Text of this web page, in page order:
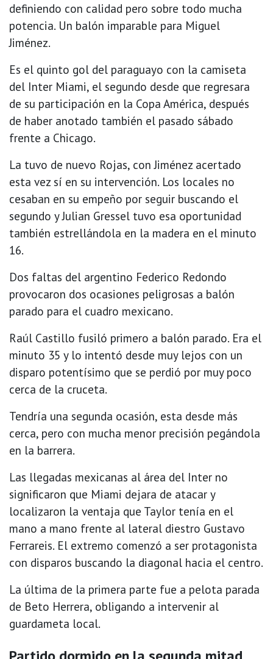
definiendo con calidad pero sobre todo mucha
potencia. Un balón imparable para Miguel
Jiménez.
Es el quinto gol del paraguayo con la camiseta
del Inter Miami, el segundo desde que regresara
de su participación en la Copa América, después
de haber anotado también el pasado sábado
frente a Chicago.
La tuvo de nuevo Rojas, con Jiménez acertado
esta vez sí en su intervención. Los locales no
cesaban en su empeño por seguir buscando el
segundo y Julian Gressel tuvo esa oportunidad
también estrellándola en la madera en el minuto
16.
Dos faltas del argentino Federico Redondo
provocaron dos ocasiones peligrosas a balón
parado para el cuadro mexicano.
Raúl Castillo fusiló primero a balón parado. Era el
minuto 35 y lo intentó desde muy lejos con un
disparo potentísimo que se perdió por muy poco
cerca de la cruceta.
Tendría una segunda ocasión, esta desde más
cerca, pero con mucha menor precisión pegándola
en la barrera.
Las llegadas mexicanas al área del Inter no
significaron que Miami dejara de atacar y
localizaron la ventaja que Taylor tenía en el
mano a mano frente al lateral diestro Gustavo
Ferrareis. El extremo comenzó a ser protagonista
con disparos buscando la diagonal hacia el centro.
La última de la primera parte fue a pelota parada
de Beto Herrera, obligando a intervenir al
guardameta local.